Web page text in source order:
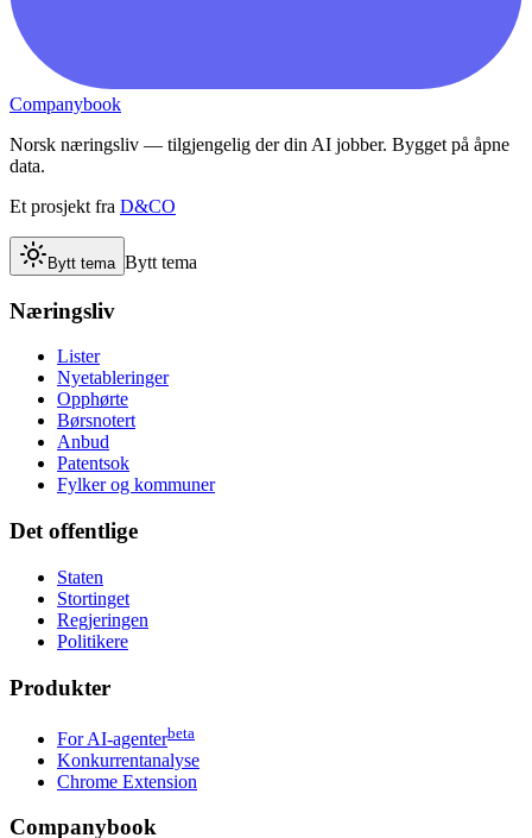
Companybook
Norsk næringsliv — tilgjengelig der din AI jobber. Bygget på åpne
data.
Et prosjekt fra D&CO
Bytt tema Bytt tema
Næringsliv
Lister
Nyetableringer
Opphørte
Børsnotert
Anbud
Patentsok
Fylker og kommuner
Det offentlige
Staten
Stortinget
Regjeringen
Politikere
Produkter
For AI-agenterbeta
Konkurrentanalyse
Chrome Extension
Companybook